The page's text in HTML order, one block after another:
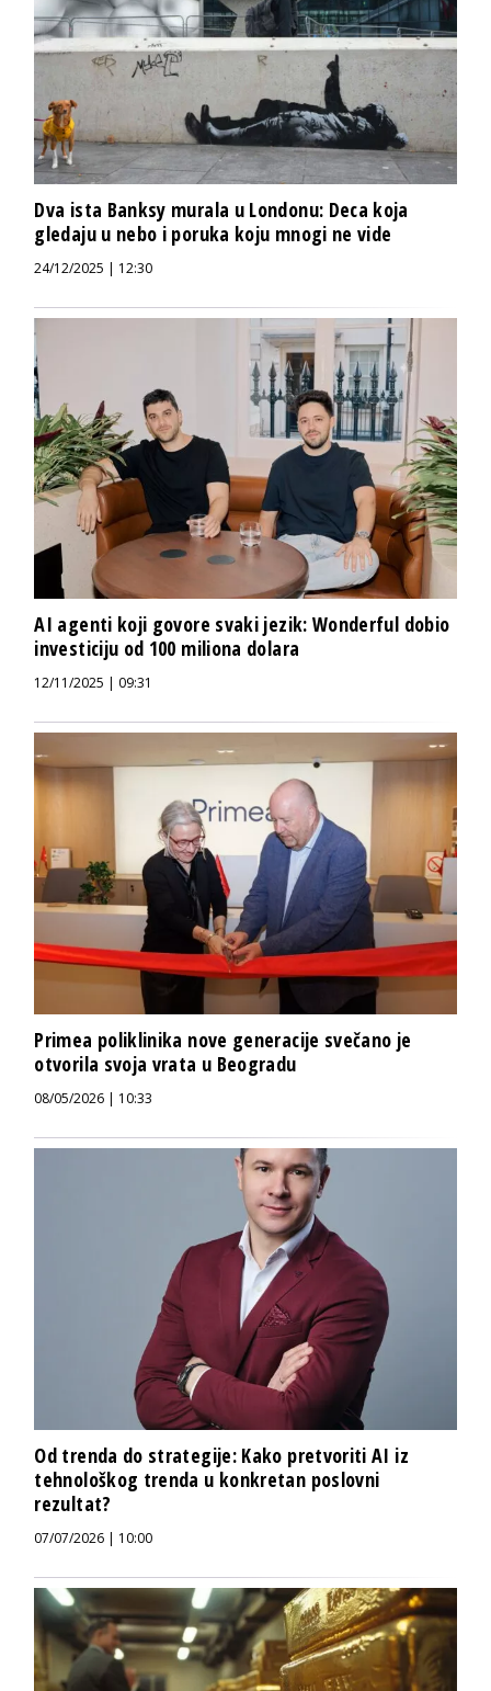
Dva ista Banksy murala u Londonu: Deca koja
gledaju u nebo i poruka koju mnogi ne vide
24/12/2025 | 12:30
AI agenti koji govore svaki jezik: Wonderful dobio
investiciju od 100 miliona dolara
12/11/2025 | 09:31
Primea poliklinika nove generacije svečano je
otvorila svoja vrata u Beogradu
08/05/2026 | 10:33
Od trenda do strategije: Kako pretvoriti AI iz
tehnološkog trenda u konkretan poslovni
rezultat?
07/07/2026 | 10:00